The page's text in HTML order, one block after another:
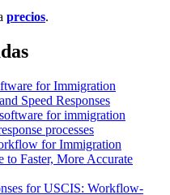
precios.
for Immigration
Speed Responses
for immigration
processes
for Immigration
to Faster, More Accurate
for USCIS: Workflow-